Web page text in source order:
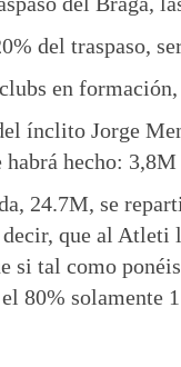
del traspaso,
en
ínclito Jorge
habrá hecho: 3,8M
24.7M, se
que al Atleti
si tal como
80% solamente